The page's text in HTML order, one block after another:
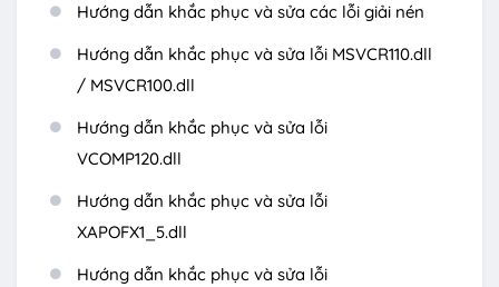
Hướng dẫn khắc phục và sửa các lỗi giải nén
Hướng dẫn khắc phục và sửa lỗi MSVCR110.dll
/ MSVCR100.dll
Hướng dẫn khắc phục và sửa lỗi
VCOMP120.dll
Hướng dẫn khắc phục và sửa lỗi
XAPOFX1_5.dll
Hướng dẫn khắc phục và sửa lỗi